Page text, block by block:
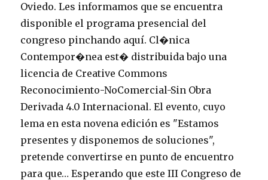
Oviedo. Les informamos que se encuentra
disponible el programa presencial del
congreso pinchando aquí. Cl�nica
Contempor�nea est� distribuida bajo una
licencia de Creative Commons
Reconocimiento-NoComercial-Sin Obra
Derivada 4.0 Internacional. El evento, cuyo
lema en esta novena edición es "Estamos
presentes y disponemos de soluciones",
pretende convertirse en punto de encuentro
para que… Esperando que este III Congreso de